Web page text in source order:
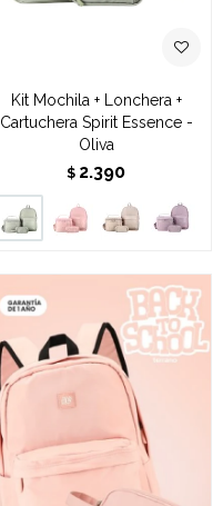
Kit Mochila + Lonchera +
Cartuchera Spirit Essence -
Oliva
$ 2.390